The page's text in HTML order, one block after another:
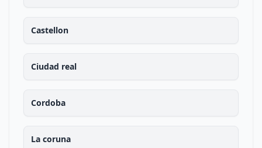
Castellon
Ciudad real
Cordoba
La coruna